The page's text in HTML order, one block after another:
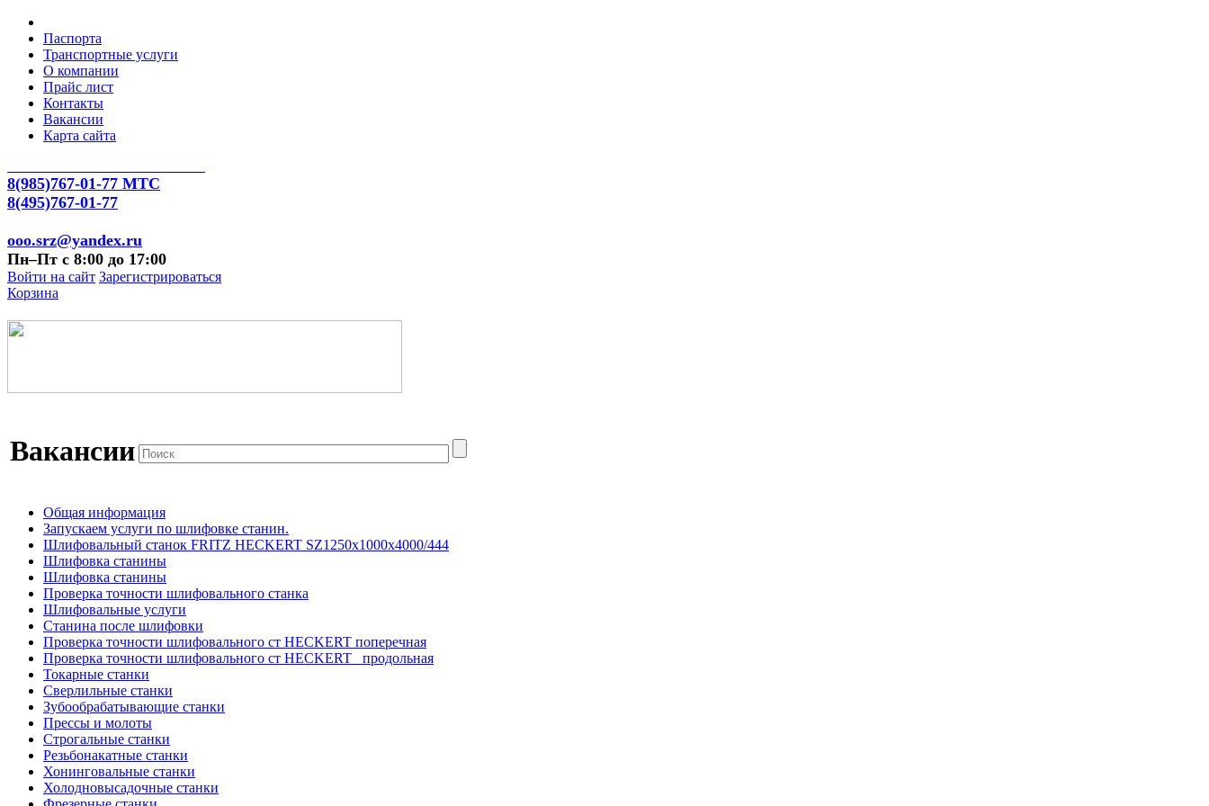
Паспорта
Транспортные услуги
О компании
Прайс лист
Контакты
Вакансии
Карта сайта
8(985)767-01-77 МТС
8(495)767-01-77
ooo.srz@yandex.ru
Пн–Пт с 8:00 до 17:00
Войти на сайт Зарегистрироваться
Корзина
Вакансии
Общая информация
Запускаем услуги по шлифовке станин.
Шлифовальный станок FRITZ HECKERT SZ1250x1000x4000/444
Шлифовка станины
Шлифовка станины
Проверка точности шлифовального станка
Шлифовальные услуги
Станина после шлифовки
Проверка точности шлифовального ст HECKERT поперечная
Проверка точности шлифовального ст HECKERT _продольная
Токарные станки
Сверлильные станки
Зубообрабатывающие станки
Прессы и молоты
Строгальные станки
Резьбонакатные станки
Хонинговальные станки
Холодновысадочные станки